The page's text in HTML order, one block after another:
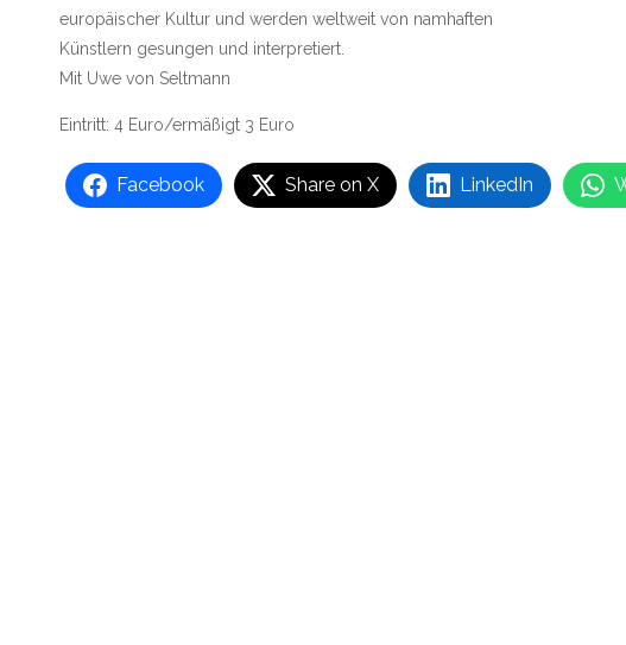
europäischer Kultur und werden weltweit von namhaften
Künstlern gesungen und interpretiert.
Mit Uwe von Seltmann
Eintritt: 4 Euro/ermäßigt 3 Euro
Facebook Share on X LinkedIn